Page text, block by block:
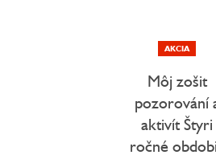
AKCIA
Môj zošit
pozorování
aktivít Štyri
ročné